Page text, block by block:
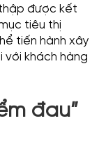
được kết
tiêu thị
tiến hành xây
khách hàng
đau”